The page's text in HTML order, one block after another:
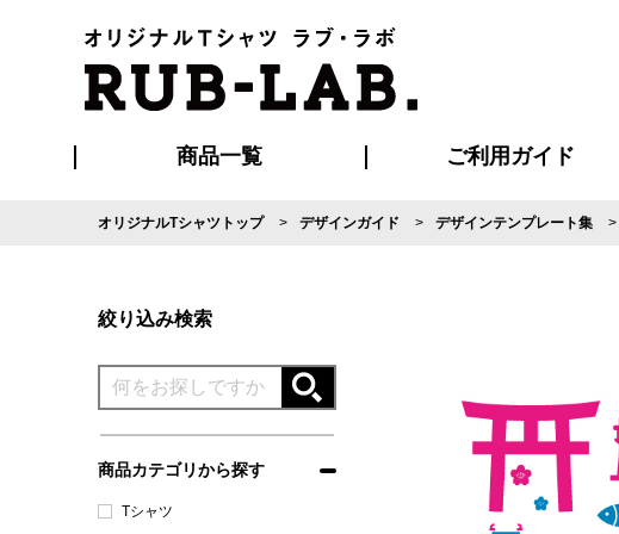
商品一覧 ご利用ガイド
ご利用ガイド
はじめての方へ
再注文の方へ
お支払い方法について
割引まとめページ
発送・特急サービスについて
版の保管期限について
マイページ会員のメリット
よくあるご質問
オリジナルTシャツトップ デザインガイド デザインテンプレート集
絞り込み検索
商品カテゴリから探す
Tシャツ